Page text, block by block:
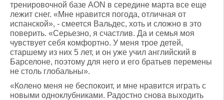
тренировочной базе AON в середине марта все еще
лежит снег. «Мне нравится погода, отличная от
испанской», - смеется Вальдес, хоть и сложно в это
поверить. «Серьезно, я счастлив. Да и семья моя
чувствует себя комфортно. У меня трое детей,
старшему из них 5 лет, и он уже учил английский в
Барселоне, поэтому для него и его братьев перемены
не столь глобальны».
«Колено меня не беспокоит, и мне нравится играть с
новыми одноклубниками. Радостно снова выходить